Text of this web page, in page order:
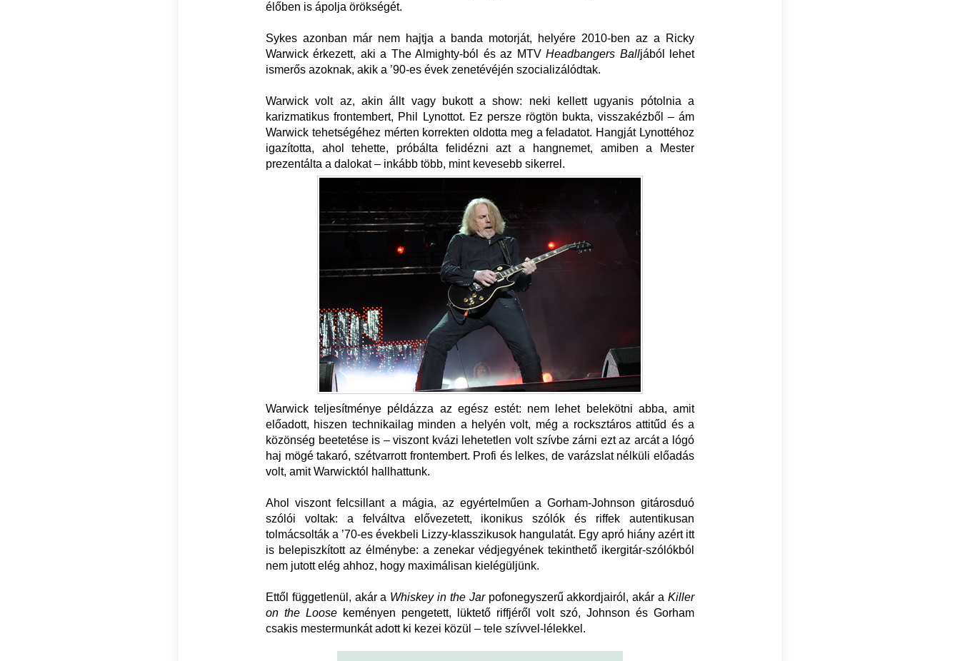
élőben is ápolja örökségét.
Sykes azonban már nem hajtja a banda motorját, helyére 2010-ben az a Ricky
Warwick érkezett, aki a The Almighty-ból és az MTVHeadbangers Balljából lehet
ismerős azoknak, akik a ’90-es évek zenetévéjén szocializálódtak.
Warwick volt az, akin állt vagy bukott a show: neki kellett ugyanis pótolnia a
karizmatikus frontembert, Phil Lynottot. Ez persze rögtön bukta, visszakézből – ám
Warwick tehetségéhez mérten korrekten oldotta meg a feladatot. Hangját Lynottéhoz
igazította, ahol tehette, próbálta felidézni azt a hangnemet, amiben a Mester
prezentálta a dalokat – inkább több, mint kevesebb sikerrel.
Warwick teljesítménye példázza az egész estét: nem lehet belekötni abba, amit
előadott, hiszen technikailag minden a helyén volt, még a rocksztáros attitűd és a
közönség beetetése is – viszont kvázi lehetetlen volt szívbe zárni ezt az arcát a lógó
haj mögé takaró, szétvarrott frontembert. Profi és lelkes, de varázslat nélküli előadás
volt, amit Warwicktól hallhattunk.
Ahol viszont felcsillant a mágia, az egyértelműen a Gorham-Johnson gitárosduó
szólói voltak: a felváltva elővezetett, ikonikus szólók és riffek autentikusan
tolmácsolták a ’70-es évekbeli Lizzy-klasszikusok hangulatát. Egy apró hiány azért itt
is belepiszkított az élménybe: a zenekar védjegyének tekinthető ikergitár-szólókból
nem jutott elég ahhoz, hogy maximálisan kielégüljünk.
Ettől függetlenül, akár a Whiskey in the Jarpofonegyszerű akkordjairól, akár a Killer
on the Loosekeményen pengetett, lüktető riffjéről volt szó, Johnson és Gorham
csakis mestermunkát adott ki kezei közül – tele szívvel-lélekkel.